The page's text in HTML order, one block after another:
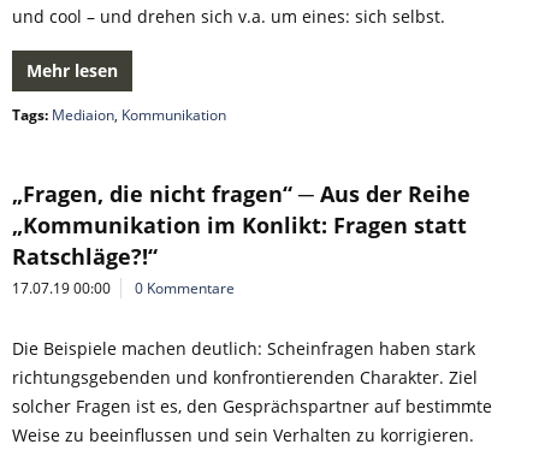
und cool – und drehen sich v.a. um eines: sich selbst.
Mehr lesen
Tags: Mediaion, Kommunikation
„Fragen, die nicht fragen“ ─ Aus der Reihe
„Kommunikation im Konlikt: Fragen statt
Ratschläge?!“
17.07.19 00:00 0 Kommentare
Die Beispiele machen deutlich: Scheinfragen haben stark
richtungsgebenden und konfrontierenden Charakter. Ziel
solcher Fragen ist es, den Gesprächspartner auf bestimmte
Weise zu beeinflussen und sein Verhalten zu korrigieren.